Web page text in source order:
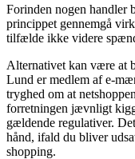
Forinden nogen handler
princippet gennemgå
tilfælde ikke videre
Alternativet kan være at
Lund er medlem af e-
tryghed om at
forretningen jævnligt
gældende regulativer.
hånd, ifald du bliver
shopping.